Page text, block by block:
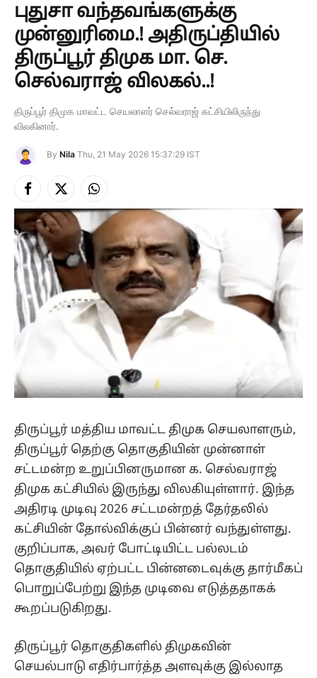
புதுசா வந்தவங்களுக்கு
முன்னுரிமை.! அதிருப்தியில்
திருப்பூர் திமுக மா. செ.
செல்வராஜ் விலகல்..!
திருப்பூர் திமுக மாவட்ட செயலாளர் செல்வராஜ் கட்சியிலிருந்து
விலகினார்.
By Nila Thu, 21 May 2026 15:37:29 IST
Facebook
X
(Twitter)
Instagram
திருப்பூர் மத்திய மாவட்ட திமுக செயலாளரும்,
திருப்பூர் தெற்கு தொகுதியின் முன்னாள்
சட்டமன்ற உறுப்பினருமான க. செல்வராஜ்
திமுக கட்சியில் இருந்து விலகியுள்ளார். இந்த
அதிரடி முடிவு 2026 சட்டமன்றத் தேர்தலில்
கட்சியின் தோல்விக்குப் பின்னர் வந்துள்ளது.
குறிப்பாக, அவர் போட்டியிட்ட பல்லடம்
தொகுதியில் ஏற்பட்ட பின்னடைவுக்கு தார்மீகப்
பொறுப்பேற்று இந்த முடிவை எடுத்ததாகக்
கூறப்படுகிறது.
திருப்பூர் தொகுதிகளில் திமுகவின்
செயல்பாடு எதிர்பார்த்த அளவுக்கு இல்லாத